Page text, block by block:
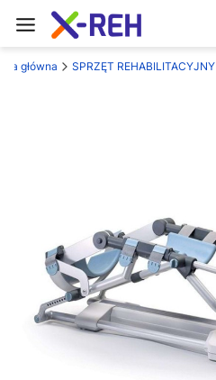
główna SPRZĘT REHABILITACYJNY